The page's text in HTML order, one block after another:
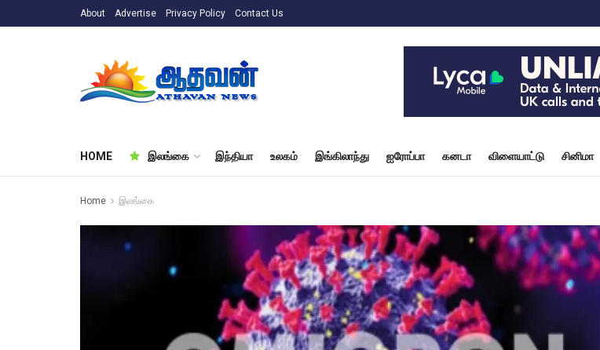
About Advertise Privacy Policy Contact Us
HOME இலங்கை இந்தியா உலகம் இங்கிலாந்து ஐரோப்பா கனடா விளையாட்டு சினிமா
Home இலங்கை